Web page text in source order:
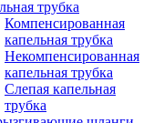
трубка
Компенсированная
капельная трубка
Некомпенсированная
капельная трубка
Слепая капельная
трубка